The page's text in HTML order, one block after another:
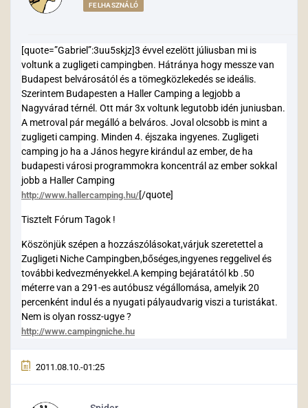
FELHASZNÁLÓ
[quote=”Gabriel”:3uu5skjz]3 évvel ezelött júliusban mi is
voltunk a zugligeti campingben. Hátránya hogy messze van
Budapest belvárosától és a tömegközlekedés se ideális.
Szerintem Budapesten a Haller Camping a legjobb a
Nagyvárad térnél. Ott már 3x voltunk legutobb idén juniusban.
A metroval pár megálló a belváros. Joval olcsobb is mint a
zugligeti camping. Minden 4. éjszaka ingyenes. Zugligeti
camping jo ha a János hegyre kirándul az ember, de ha
budapesti városi programmokra koncentrál az ember sokkal
jobb a Haller Camping
http://www.hallercamping.hu/[/quote]
Tisztelt Fórum Tagok !
Köszönjük szépen a hozzászólásokat,várjuk szeretettel a
Zugligeti Niche Campingben,bőséges,ingyenes reggelivel és
további kedvezményekkel.A kemping bejáratától kb .50
méterre van a 291-es autóbusz végállomása, amelyik 20
percenként indul és a nyugati pályaudvarig viszi a turistákat.
Nem is olyan rossz-ugye ?
http://www.campingniche.hu
2011.08.10.-01:25